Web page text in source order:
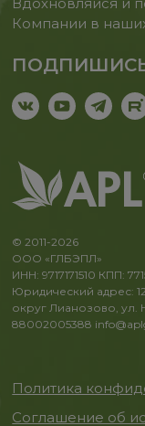
Компании в
© 2011-2026
ООО «ГЛБЭПЛ»
ИНН: 9717171510 КПП:
Юридический адрес:
округ Лианозово, ул.
88002005388
Политика
Соглашение об